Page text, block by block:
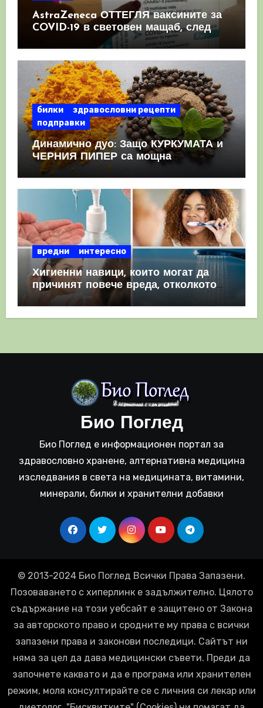
AstraZeneca ОТТЕГЛЯ ваксините за
COVID-19 в световен мащаб, след
като призна, че те причиняват
билки
здравословни рецепти
подправки
Динамично дуо: Защо КУРКУМАТА и
ЧЕРНИЯ ПИПЕР са мощна
комбинация
вредни интересно
Хигиенни навици, които могат да
причинят повече вреда, отколкото
полза
Био Поглед
Био Поглед е информационен портал за
здравословно хранене, алтернативна медицина
изследвания в света на медицината, витамини,
минерали, билки и хранителни добавки
© 2013-2024 Био Поглед Всички Права Запазени.
Позоваването с хиперлинк е задължително. Цялото
съдържание на този уебсайт е защитено от Закона
за авторското право и сродните му права с всички
запазени права и законови последици. Сайтът ни
няма за цел да дава медицински съвети. Преди да
започнете каквато и да е програма или хранителен
режим, моля консултирайте се с личния си лекар или